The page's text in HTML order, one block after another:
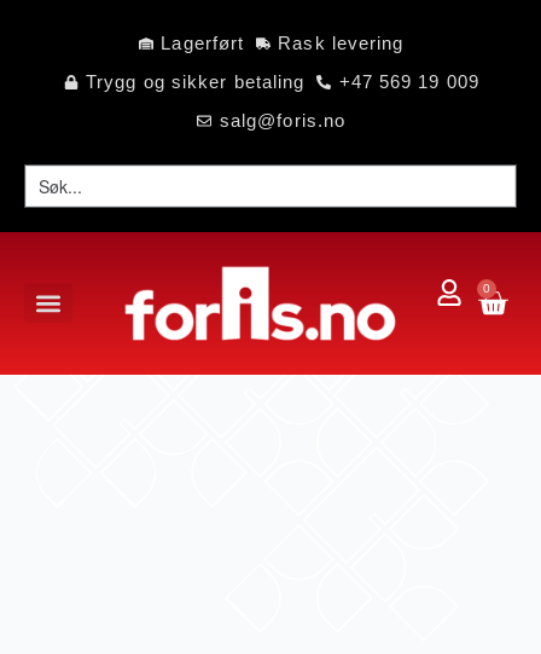
Lagerført
Rask levering
Trygg og sikker betaling
+47 569 19 009
salg@foris.no
0